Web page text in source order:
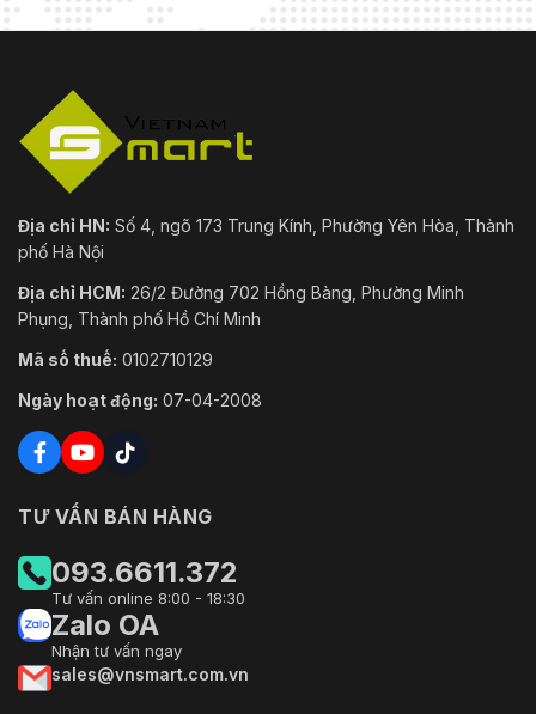
Địa chỉ HN: Số 4, ngõ 173 Trung Kính, Phường Yên Hòa, Thành
phố Hà Nội
Địa chỉ HCM: 26/2 Đường 702 Hồng Bàng, Phường Minh
Phụng, Thành phố Hồ Chí Minh
Mã số thuế: 0102710129
Ngày hoạt động: 07-04-2008
TƯ VẤN BÁN HÀNG
093.6611.372
Tư vấn online 8:00 - 18:30
Zalo OA
Nhận tư vấn ngay
sales@vnsmart.com.vn